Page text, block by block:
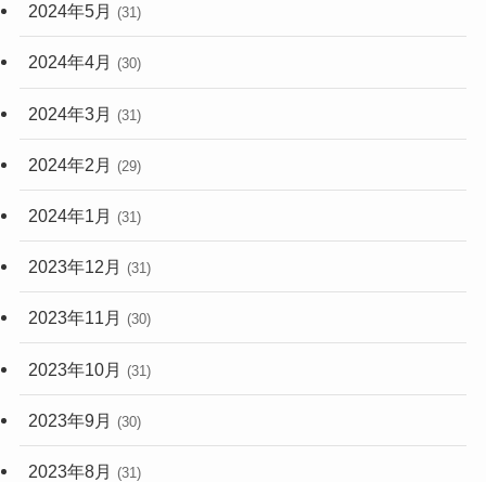
2024年5月 (31)
2024年4月 (30)
2024年3月 (31)
2024年2月 (29)
2024年1月 (31)
2023年12月 (31)
2023年11月 (30)
2023年10月 (31)
2023年9月 (30)
2023年8月 (31)